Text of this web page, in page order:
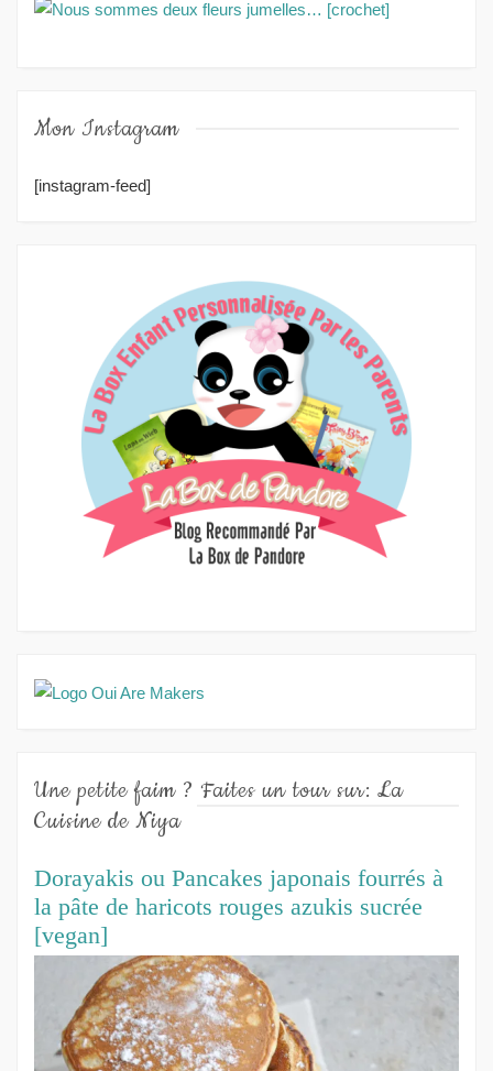
Mon Instagram
[instagram-feed]
Une petite faim ? Faites un tour sur: La
Cuisine de Niya
Dorayakis ou Pancakes japonais fourrés à
la pâte de haricots rouges azukis sucrée
[vegan]